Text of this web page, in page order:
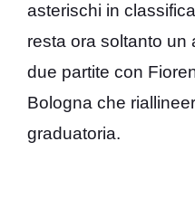
asterischi in
resta ora soltanto un
due partite con
Bologna che
graduatoria.